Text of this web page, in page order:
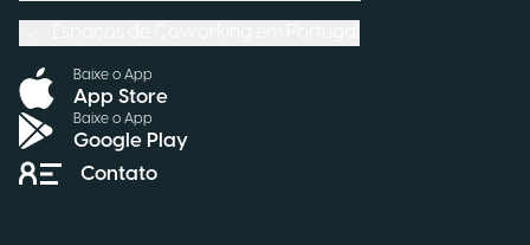
Baixe o App
App Store
Baixe o App
Google Play
Contato